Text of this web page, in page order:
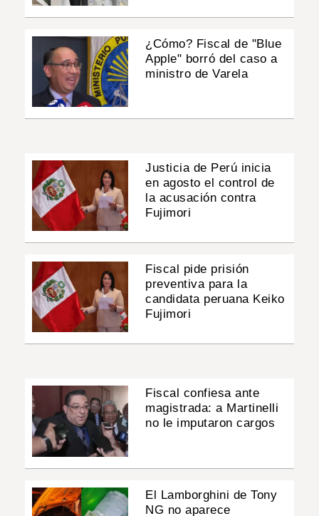
¿Cómo? Fiscal de "Blue
Apple" borró del caso a
ministro de Varela
Justicia de Perú inicia
en agosto el control de
la acusación contra
Fujimori
Fiscal pide prisión
preventiva para la
candidata peruana Keiko
Fujimori
Fiscal confiesa ante
magistrada: a Martinelli
no le imputaron cargos
El Lamborghini de Tony
NG no aparece